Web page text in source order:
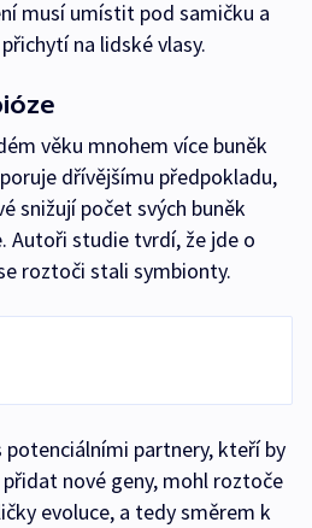
musí umístit pod samičku a
na lidské vlasy.
věku mnohem více buněk
dřívějšímu předpokladu,
snižují počet svých buněk
Autoři studie tvrdí, že jde o
roztoči stali symbionty.
partnery, kteří by
nové geny, mohl roztoče
evoluce, a tedy směrem k